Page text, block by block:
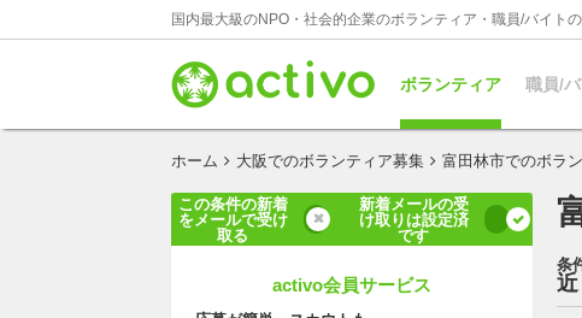
国内最大級のNPO・社会的企業のボランティア・職員/バイト
ボランティア 職員/バ
ホーム 大阪でのボランティア募集 富田林市でのボラ
条
この条件の新着
をメールで受け
取る
新着メールの受
け取りは設定済
です
activo会員サービス